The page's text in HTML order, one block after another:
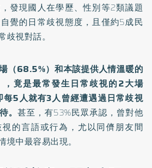
發現國人在學歷、性別等2類議題
覺的日常歧視態度，且僅約5成民
歧視對話。
（68.5%）和本該提供人情溫暖的
竟是最常發生日常歧視的2大場
5人就有3人曾經遭遇過日常歧視
。甚至，有53%民眾承認，曾對他
的言語或行為，尤以同儕朋友間
境中最容易出現。